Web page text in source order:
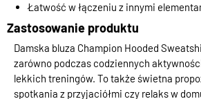
Łatwość w łączeniu z innymi
Zastosowanie produktu
Damska bluza Champion Hooded
zarówno podczas codziennych
lekkich treningów. To także świetna
spotkania z przyjaciółmi czy relaks w